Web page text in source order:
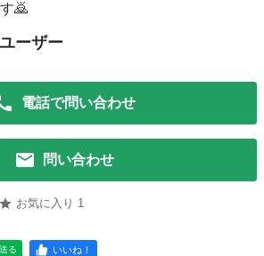
🙇
ーザー
電話で問い合わせ
問い合わせ
お気に入り 1
る いいね！